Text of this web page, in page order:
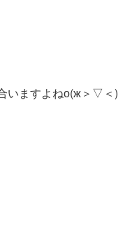
いますよねо(ж＞▽＜)